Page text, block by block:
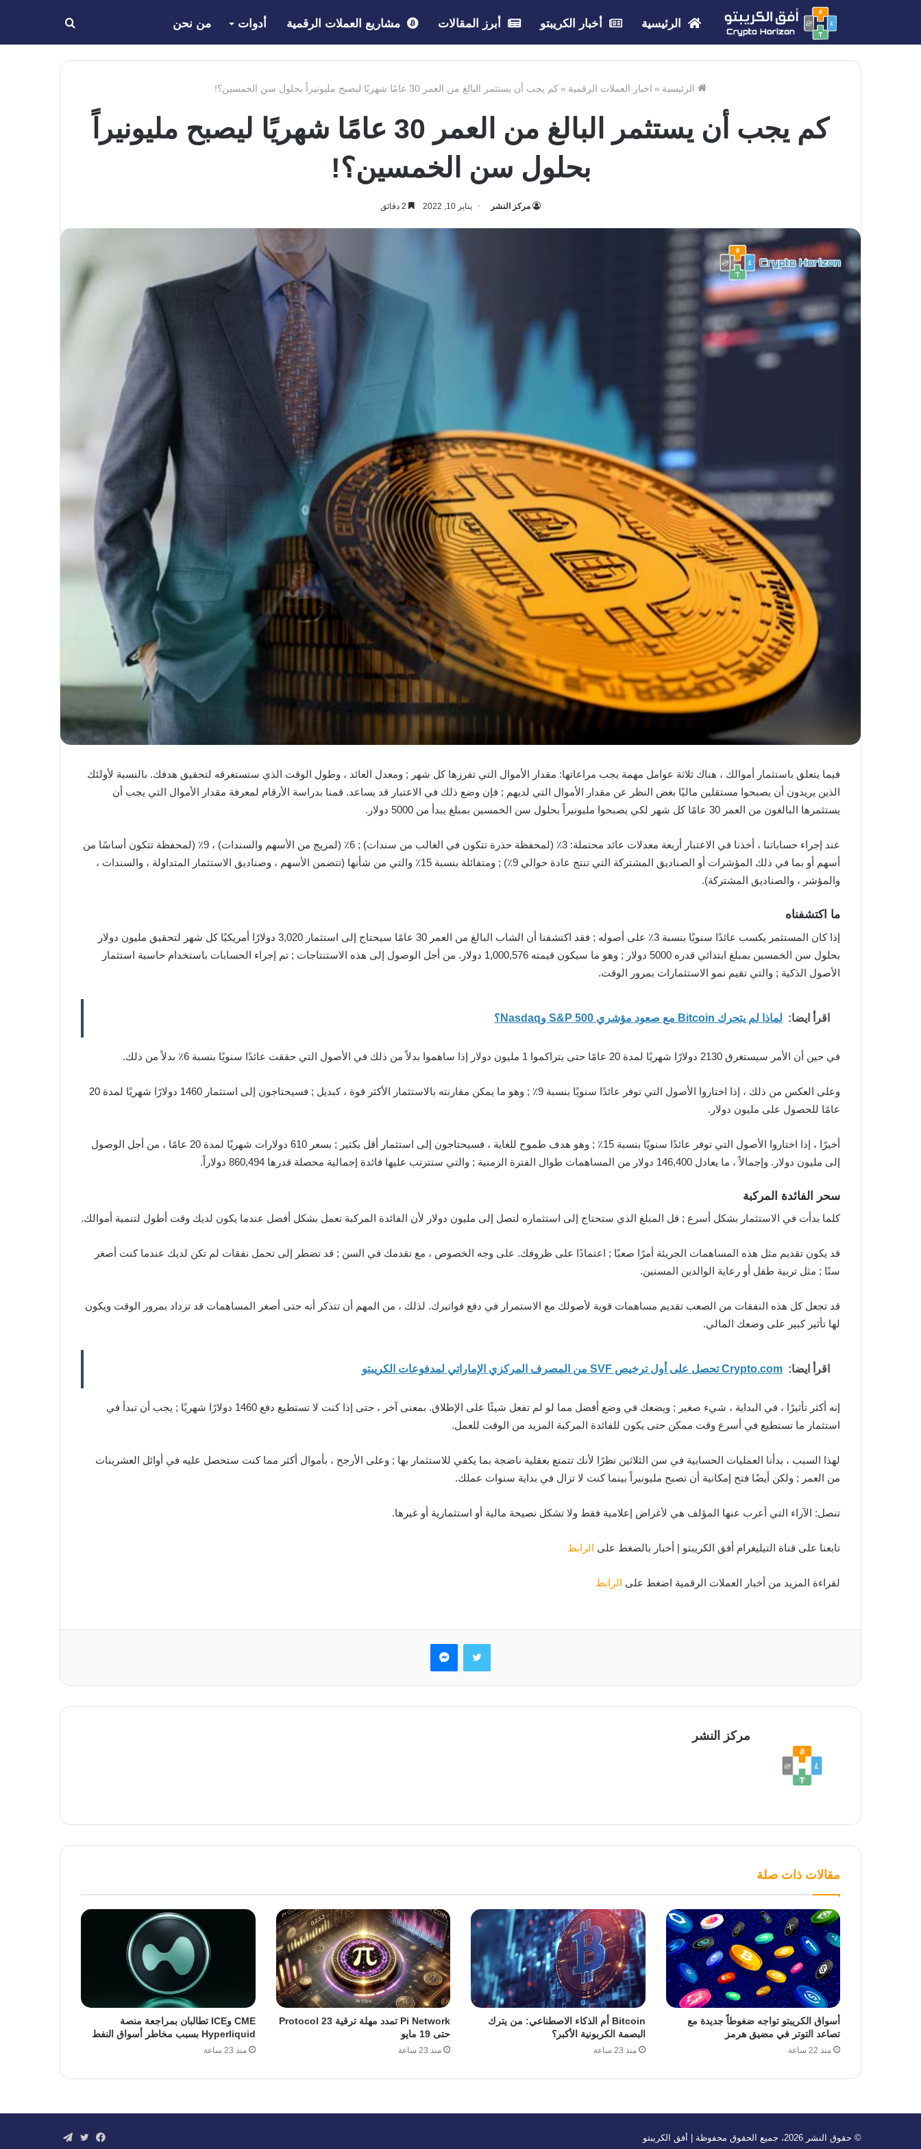
الرئيسية أخبار الكريبتو أبرز المقالات مشاريع العملات الرقمية أدوات من نحن بحث
عن
الرئيسية » اخبار العملات الرقمية »كم يجب أن يستثمر البالغ من العمر 30 عامًا شهريًا ليصبح مليونيراً بحلول سن الخمسين؟!
كم يجب أن يستثمر البالغ من العمر 30 عامًا شهريًا ليصبح مليونيراً
بحلول سن الخمسين؟!
مركز النشر يناير 10, 2022
فيما يتعلق باستثمار أموالك ، هناك ثلاثة عوامل مهمة يجب مراعاتها: مقدار الأموال التي تفرزها كل شهر ; ومعدل العائد ، وطول الوقت الذي ستستغرقه لتحقيق هدفك. بالنسبة لأولئك
الذين يريدون أن يصبحوا مستقلين ماليًا بغض النظر عن مقدار الأموال التي لديهم ; فإن وضع ذلك في الاعتبار قد يساعد. قمنا بدراسة الأرقام لمعرفة مقدار الأموال التي يجب أن
يستثمرها البالغون من العمر 30 عامًا كل شهر لكي يصبحوا مليونيراً بحلول سن الخمسين بمبلغ يبدأ من 5000 دولار.
عند إجراء حساباتنا ، أخذنا في الاعتبار أربعة معدلات عائد محتملة: 3٪ (لمحفظة حذرة تتكون في الغالب من سندات) ; 6٪ (لمزيج من الأسهم والسندات) ، 9٪ (لمحفظة تتكون أساسًا من
أسهم أو بما في ذلك المؤشرات أو الصناديق المشتركة التي تنتج عادة حوالي 9٪) ; ومتفائلة بنسبة 15٪ والتي من شأنها (تتضمن الأسهم ، وصناديق الاستثمار المتداولة ، والسندات ،
والمؤشر ، والصناديق المشتركة).
ما اكتشفناه
إذا كان المستثمر يكسب عائدًا سنويًا بنسبة 3٪ على أصوله ; فقد اكتشفنا أن الشاب البالغ من العمر 30 عامًا سيحتاج إلى استثمار 3,020 دولارًا أمريكيًا كل شهر لتحقيق مليون دولار
بحلول سن الخمسين بمبلغ ابتدائي قدره 5000 دولار ; وهو ما سيكون قيمته 1,000,576 دولار. من أجل الوصول إلى هذه الاستنتاجات ; تم إجراء الحسابات باستخدام حاسبة استثمار
الأصول الذكية ; والتي تقيم نمو الاستثمارات بمرور الوقت.
اقرأ ايضا: لماذا لم يتحرك Bitcoin مع صعود مؤشري S&P 500 وNasdaq؟
في حين أن الأمر سيستغرق 2130 دولارًا شهريًا لمدة 20 عامًا حتى يتراكموا 1 مليون دولار إذا ساهموا بدلاً من ذلك في الأصول التي حققت عائدًا سنويًا بنسبة 6٪ بدلاً من ذلك.
وعلى العكس من ذلك ، إذا اختاروا الأصول التي توفر عائدًا سنويًا بنسبة 9٪ ; وهو ما يمكن مقارنته بالاستثمار الأكثر قوة ، كبديل ; فسيحتاجون إلى استثمار 1460 دولارًا شهريًا لمدة 20
عامًا للحصول على مليون دولار.
أخيرًا ، إذا اختاروا الأصول التي توفر عائدًا سنويًا بنسبة 15٪ ; وهو هدف طموح للغاية ، فسيحتاجون إلى استثمار أقل بكثير ; بسعر 610 دولارات شهريًا لمدة 20 عامًا ، من أجل الوصول
إلى مليون دولار. وإجمالاً ، ما يعادل 146,400 دولار من المساهمات طوال الفترة الزمنية ; والتي ستترتب عليها فائدة إجمالية محصلة قدرها 860,494 دولاراً.
سحر الفائدة المركبة
كلما بدأت في الاستثمار بشكل أسرع ; قل المبلغ الذي ستحتاج إلى استثماره لتصل إلى مليون دولار لأن الفائدة المركبة تعمل بشكل أفضل عندما يكون لديك وقت أطول لتنمية أموالك.
قد يكون تقديم مثل هذه المساهمات الجريئة أمرًا صعبًا ; اعتمادًا على ظروفك. على وجه الخصوص ، مع تقدمك في السن ; قد تضطر إلى تحمل نفقات لم تكن لديك عندما كنت أصغر
سنًا ; مثل تربية طفل أو رعاية الوالدين المسنين.
قد تجعل كل هذه النفقات من الصعب تقديم مساهمات قوية لأصولك مع الاستمرار في دفع فواتيرك. لذلك ، من المهم أن تتذكر أنه حتى أصغر المساهمات قد تزداد بمرور الوقت ويكون
لها تأثير كبير على وضعك المالي.
اقرأ ايضا: Crypto.com تحصل على أول ترخيص SVF من المصرف المركزي الإماراتي لمدفوعات الكريبتو
إنه أكثر تأثيرًا ، في البداية ، شيء صغير ; ويضعك في وضع أفضل مما لو لم تفعل شيئًا على الإطلاق. بمعنى آخر ، حتى إذا كنت لا تستطيع دفع 1460 دولارًا شهريًا ; يجب أن تبدأ في
استثمار ما تستطيع في أسرع وقت ممكن حتى يكون للفائدة المركبة المزيد من الوقت للعمل.
لهذا السبب ، بدأنا العمليات الحسابية في سن الثلاثين نظرًا لأنك تتمتع بعقلية ناضجة بما يكفي للاستثمار بها ; وعلى الأرجح ، بأموال أكثر مما كنت ستحصل عليه في أوائل العشرينات
من العمر ; ولكن أيضًا فتح إمكانية أن تصبح مليونيراً بينما كنت لا تزال في بداية سنوات عملك.
تنصل: الآراء التي أعرب عنها المؤلف هي لأغراض إعلامية فقط ولا تشكل نصيحة مالية أو استثمارية أو غيرها.
تابعنا على قناة التيليغرام أفق الكريبتو | أخبار بالضغط على الرابط
لقراءة المزيد من أخبار العملات الرقمية اضغط على الرابط
تويتر ماسنجر
مركز النشر
مقالات ذات صلة
أسواق الكريبتو تواجه ضغوطاً جديدة مع
تصاعد التوتر في مضيق هرمز
منذ 22 ساعة
Bitcoin أم الذكاء الاصطناعي: من يترك
البصمة الكربونية الأكبر؟
منذ 23 ساعة
Pi Network تمدد مهلة ترقية Protocol 23
حتى 19 مايو
منذ 23 ساعة
CME وICE تطالبان بمراجعة منصة
Hyperliquid بسبب مخاطر أسواق النفط
منذ 23 ساعة
© حقوق النشر 2026، جميع الحقوق محفوظة | أفق الكريبتو فيسبوك
تويترتيلقرام